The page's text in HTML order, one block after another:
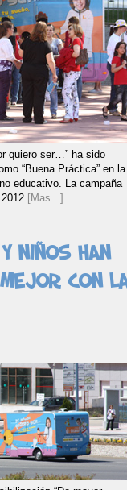
quiero ser…” ha sido
“Buena Práctica” en la
educativo. La campaña
[Mas...]
niños han
con